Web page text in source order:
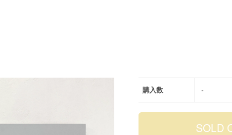
購入数 -